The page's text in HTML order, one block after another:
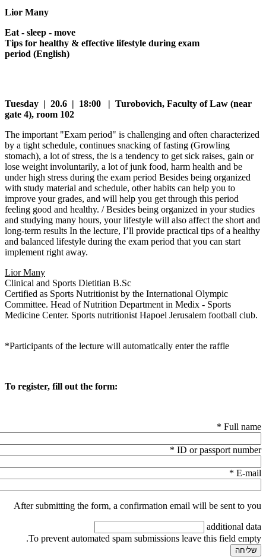
Lior Many
Eat - sleep - move
Tips for healthy & effective lifestyle during exam
period (English)
Tuesday | 20.6 | 18:00 | Turobovich, Faculty of Law (near
gate 4), room 102
The important "Exam period" is challenging and often characterized
by a tight schedule, continues snacking of fasting (Growling
stomach), a lot of stress, the is a tendency to get sick raises, gain or
lose weight involuntarily, a lot of junk food, harm health and be
under high stress during the exam period Besides being organized
with study material and schedule, other habits can help you to
improve your grades, and will help you get through this period
feeling good and healthy. / Besides being organized in your studies
and studying many hours, your lifestyle will also affect the short and
long-term results In the lecture, I’ll provide practical tips of a healthy
and balanced lifestyle during the exam period that you can start
implement right away.
Lior Many
Clinical and Sports Dietitian B.Sc
Certified as Sports Nutritionist by the International Olympic
Committee. Head of Nutrition Department in Medix - Sports
Medicine Center. Sports nutritionist Hapoel Jerusalem football club.
*Participants of the lecture will automatically enter the raffle
To register, fill out the form:
Full name
*
ID or passport number
*
E-mail
*
After submitting the form, a confirmation email will be sent to you
additional data
To prevent automated spam submissions leave this field empty.